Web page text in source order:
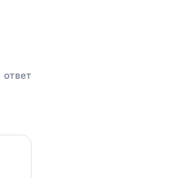
ответ